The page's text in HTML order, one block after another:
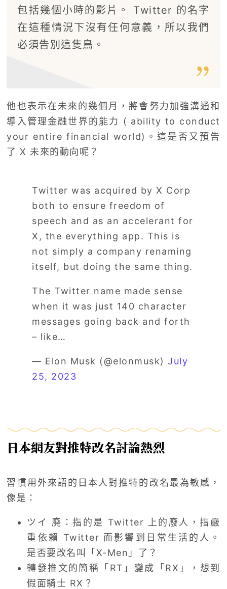
包括幾個小時的影片。 Twitter 的名字
在這種情況下沒有任何意義，所以我們
必須告別這隻鳥。
他也表示在未來的幾個月，將會努力加強溝通和
導入管理金融世界的能力 ( ability to conduct
your entire financial world)。這是否又預告
了 X 未來的動向呢？
Twitter was acquired by X Corp
both to ensure freedom of
speech and as an accelerant for
X, the everything app. This is
not simply a company renaming
itself, but doing the same thing.
The Twitter name made sense
when it was just 140 character
messages going back and forth
– like…
— Elon Musk (@elonmusk)July
25, 2023
日本網友對推特改名討論熱烈
習慣用外來語的日本人對推特的改名最為敏感，
像是：
ツイ 廃：指的是 Twitter 上的廢人，指嚴
重依賴 Twitter 而影響到日常生活的人。
是否要改名叫「X-Men」了？
轉發推文的簡稱「RT」變成「RX」，想到
假面騎士 RX？